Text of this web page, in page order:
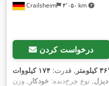
Crailsheim ۴٬۰۵۰ km
درخواست کردن
, قدرت:
۱۷۴ کیلووات
دیزل, نوع چرخ‌دنده: خودکار , وزن